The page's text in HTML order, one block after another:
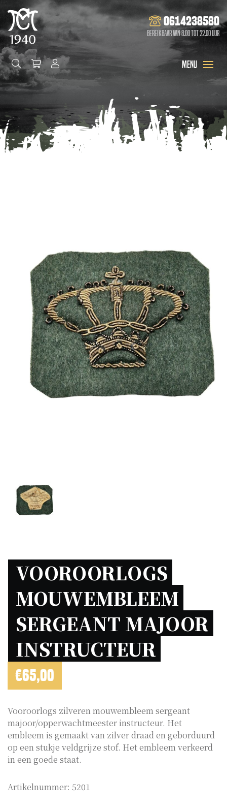
0614238580
Bereikbaar van 8.00 tot 22.00 uur
VOOROORLOGS
MOUWEMBLEEM
SERGEANT MAJOOR
INSTRUCTEUR
€65,00
Vooroorlogs zilveren mouwembleem sergeant
majoor/opperwachtmeester instructeur. Het
embleem is gemaakt van zilver draad en geborduurd
op een stukje veldgrijze stof. Het embleem verkeerd
in een goede staat.
Artikelnummer: 5201